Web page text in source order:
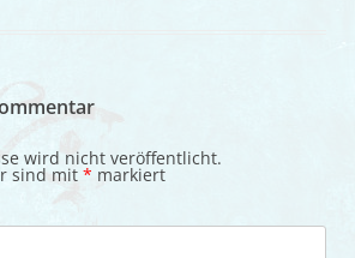
wird nicht veröffentlicht.
sind mit * markiert